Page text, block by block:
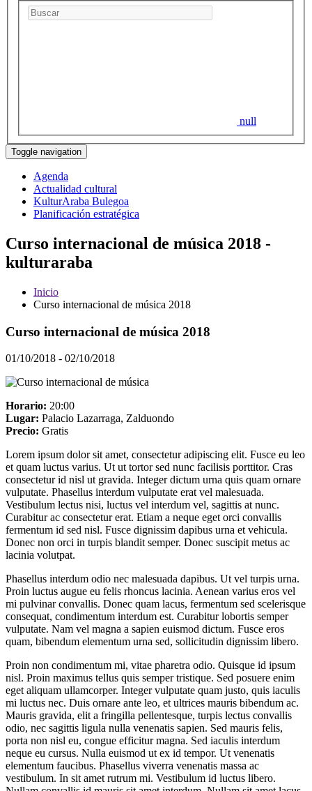
null
Toggle navigation
Agenda
Actualidad cultural
KulturAraba Bulegoa
Planificación estratégica
Curso internacional de música 2018 -
kulturaraba
Inicio
Curso internacional de música 2018
Curso internacional de música 2018
01/10/2018 - 02/10/2018
Horario: 20:00
Lugar: Palacio Lazarraga, Zalduondo
Precio: Gratis
Lorem ipsum dolor sit amet, consectetur adipiscing elit. Fusce eu leo
et quam luctus varius. Ut ut tortor sed nunc facilisis porttitor. Cras
consectetur id nisl ut gravida. Integer dictum urna quis quam ornare
vulputate. Phasellus interdum vulputate erat vel malesuada.
Vestibulum lectus nisi, luctus vel interdum vel, sagittis at nunc.
Curabitur ac consectetur erat. Etiam a neque eget orci convallis
fermentum id sed nisl. Fusce dignissim dapibus urna et vehicula.
Donec non orci in turpis blandit semper. Donec suscipit metus ac
lacinia volutpat.
Phasellus interdum odio nec malesuada dapibus. Ut vel turpis urna.
Proin luctus augue eu felis rhoncus lacinia. Aenean varius eros vel
mi pulvinar convallis. Donec quam lacus, fermentum sed scelerisque
consequat, condimentum interdum est. Curabitur lobortis semper
vulputate. Nam vel magna a sapien euismod dictum. Fusce eros
quam, bibendum elementum urna sed, sollicitudin dignissim libero.
Proin non condimentum mi, vitae pharetra odio. Quisque id ipsum
nisl. Proin maximus tellus quis semper tristique. Sed posuere enim
eget aliquam ullamcorper. Integer vulputate quam justo, quis iaculis
mi luctus nec. Duis ornare ante leo, et ultrices mauris bibendum ac.
Mauris gravida, elit a fringilla pellentesque, turpis lectus convallis
odio, nec sagittis ligula nulla venenatis sapien. Sed mauris felis,
porta non nisl eu, congue efficitur magna. Sed iaculis interdum
neque eu cursus. Nulla euismod ut ex id tempor. Ut venenatis
elementum faucibus. Phasellus viverra venenatis massa ac
vestibulum. In sit amet rutrum mi. Vestibulum id luctus libero.